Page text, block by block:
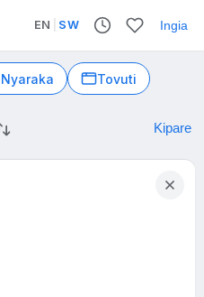
EN SW Ingia
Nyaraka Tovuti